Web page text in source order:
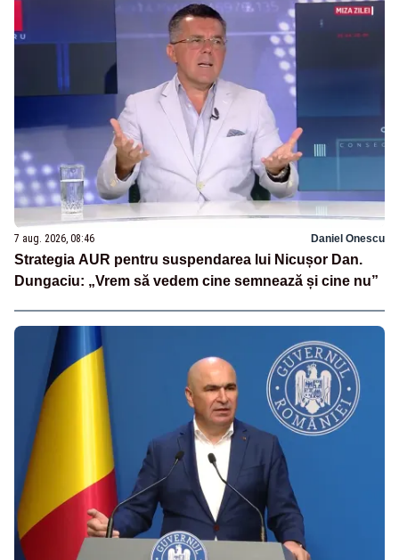
7 aug. 2026, 08:46 Daniel Onescu
Strategia AUR pentru suspendarea lui Nicușor Dan.
Dungaciu: „Vrem să vedem cine semnează și cine nu”